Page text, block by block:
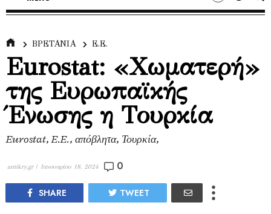
ΒΡΕΤΑΝΙΑ Ε.Ε.
Eurostat: «Χωματερή»
της Ευρωπαϊκής
Ένωσης η Τουρκία
Eurostat, E.E., απόβλητα, Τουρκία,
antikry.gr | Ιανουαρίου 18, 2024 0
SHARE TWEET